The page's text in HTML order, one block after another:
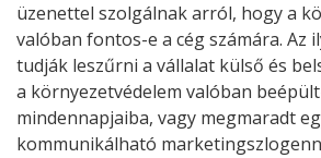
üzenettel szolgálnak arról, hogy a
valóban fontos-e a cég számára. Az
tudják leszűrni a vállalat külső és
a környezetvédelem valóban
mindennapjaiba, vagy megmaradt
kommunikálható